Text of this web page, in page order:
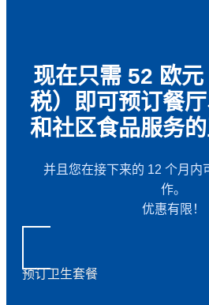
现在只需 52 欧
税）即可预订餐
和社区食品服务的
并且您在接下来的 12 个月内
作。
优惠有限！
预订卫生套餐